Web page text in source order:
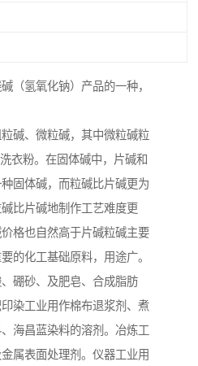
（氢氧化钠）产品的一种，
碱、微粒碱，其中微粒碱粒
衣粉。在固体碱中，片碱和
固体碱，而粒碱比片碱更为
比片碱地制作工艺难度更
格也自然高于片碱粒碱主要
的化工基础原料，用途广。
硼砂、及肥皂、合成脂肪
染工业用作棉布退浆剂、煮
海昌蓝染料的溶剂。冶炼工
属表面处理剂。仪器工业用